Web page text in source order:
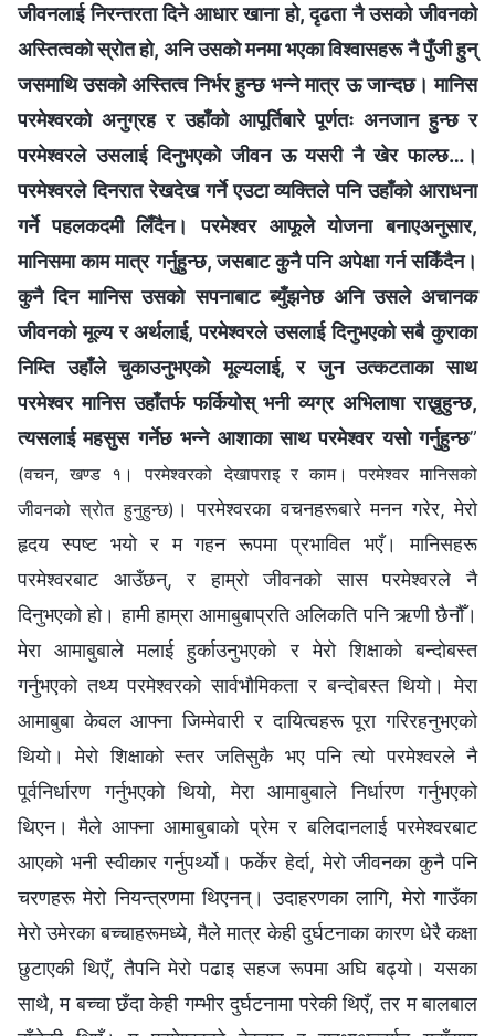
जीवनलाई निरन्तरता दिने आधार खाना हो, दृढता नै उसको जीवनको
अस्तित्वको स्रोत हो, अनि उसको मनमा भएका विश्वासहरू नै पुँजी हुन्
जसमाथि उसको अस्तित्व निर्भर हुन्छ भन्‍ने मात्र ऊ जान्दछ। मानिस
परमेश्‍वरको अनुग्रह र उहाँको आपूर्तिबारे पूर्णतः अनजान हुन्छ र
परमेश्‍वरले उसलाई दिनुभएको जीवन ऊ यसरी नै खेर फाल्छ…।
परमेश्‍वरले दिनरात रेखदेख गर्ने एउटा व्यक्तिले पनि उहाँको आराधना
गर्ने पहलकदमी लिँदैन। परमेश्‍वर आफूले योजना बनाएअनुसार,
मानिसमा काम मात्र गर्नुहुन्छ, जसबाट कुनै पनि अपेक्षा गर्न सकिँदैन।
कुनै दिन मानिस उसको सपनाबाट ब्युँझनेछ अनि उसले अचानक
जीवनको मूल्य र अर्थलाई, परमेश्‍वरले उसलाई दिनुभएको सबै कुराका
निम्ति उहाँले चुकाउनुभएको मूल्यलाई, र जुन उत्कटताका साथ
परमेश्‍वर मानिस उहाँतर्फ फर्कियोस् भनी व्यग्र अभिलाषा राख्नुहुन्छ,
त्यसलाई महसुस गर्नेछ भन्ने आशाका साथ परमेश्‍वर यसो गर्नुहुन्छ”
(वचन, खण्ड १। परमेश्‍वरको देखापराइ र काम। परमेश्‍वर मानिसको
जीवनको स्रोत हुनुहुन्छ) । परमेश्‍वरका वचनहरूबारे मनन गरेर, मेरो
हृदय स्पष्ट भयो र म गहन रूपमा प्रभावित भएँ। मानिसहरू
परमेश्‍वरबाट आउँछन्, र हाम्रो जीवनको सास परमेश्‍वरले नै
दिनुभएको हो। हामी हाम्रा आमाबुबाप्रति अलिकति पनि ऋणी छैनौँ।
मेरा आमाबुबाले मलाई हुर्काउनुभएको र मेरो शिक्षाको बन्दोबस्त
गर्नुभएको तथ्य परमेश्‍वरको सार्वभौमिकता र बन्दोबस्त थियो। मेरा
आमाबुबा केवल आफ्ना जिम्मेवारी र दायित्वहरू पूरा गरिरहनुभएको
थियो। मेरो शिक्षाको स्तर जतिसुकै भए पनि त्यो परमेश्‍वरले नै
पूर्वनिर्धारण गर्नुभएको थियो, मेरा आमाबुबाले निर्धारण गर्नुभएको
थिएन। मैले आफ्ना आमाबुबाको प्रेम र बलिदानलाई परमेश्‍वरबाट
आएको भनी स्वीकार गर्नुपर्थ्यो। फर्केर हेर्दा, मेरो जीवनका कुनै पनि
चरणहरू मेरो नियन्त्रणमा थिएनन्। उदाहरणका लागि, मेरो गाउँका
मेरो उमेरका बच्चाहरूमध्ये, मैले मात्र केही दुर्घटनाका कारण धेरै कक्षा
छुटाएकी थिएँ, तैपनि मेरो पढाइ सहज रूपमा अघि बढ्यो। यसका
साथै, म बच्चा छँदा केही गम्भीर दुर्घटनामा परेकी थिएँ, तर म बालबाल